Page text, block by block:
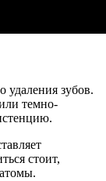
удаления зубов.
темно-
стоит,